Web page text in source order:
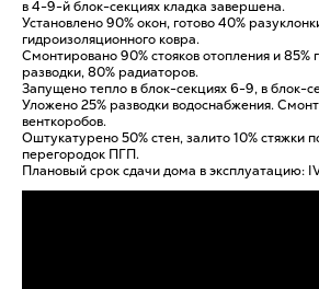
в 4-9-й блок-секциях кладка завершена.
Установлено 90% окон, готово 40%
гидроизоляционного ковра.
Смонтировано 90% стояков отопления и 85%
разводки, 80% радиаторов.
Запущено тепло в блок-секциях 6-9, в блок-
Уложено 25% разводки водоснабжения.
венткоробов.
Оштукатурено 50% стен, залито 10% стяжки
перегородок ПГП.
Плановый срок сдачи дома в эксплуатацию: